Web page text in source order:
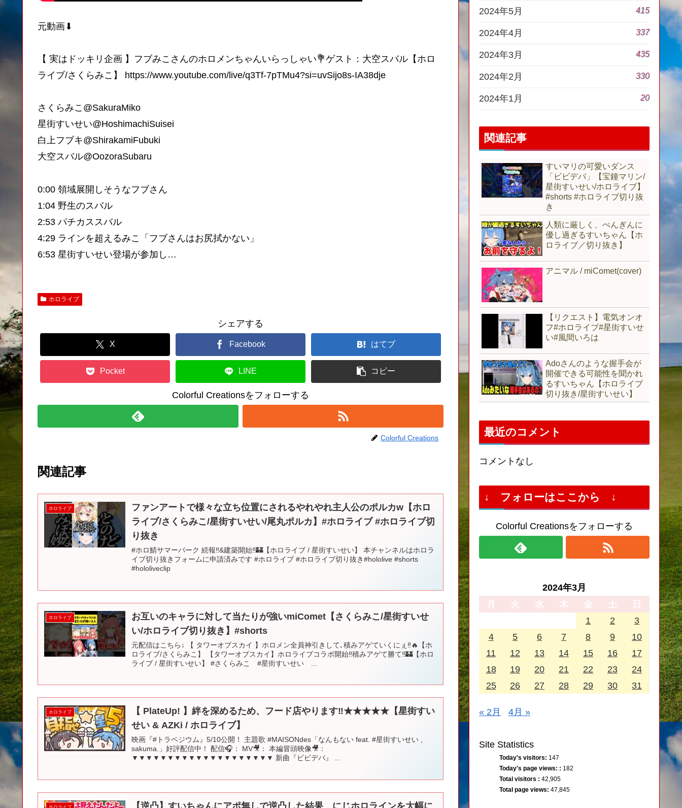
元動画⬇︎
【 実はドッキリ企画 】フブみこさんのホロメンちゃんいらっしゃい💐ゲスト：大空スバル【ホロ
ライブ/さくらみこ】 https://www.youtube.com/live/q3Tf-7pTMu4?si=uvSijo8s-IA38dje
さくらみこ@SakuraMiko
星街すいせい@HoshimachiSuisei
白上フブキ@ShirakamiFubuki
大空スバル@OozoraSubaru
0:00 領域展開しそうなフブさん
1:04 野生のスバル
2:53 パチカススバル
4:29 ラインを超えるみこ「フブさんはお尻拭かない」
6:53 星街すいせい登場が参加し…
ホロライブ
シェアする
X Facebook はてブ
Pocket LINE コピー
Colorful Creationsをフォローする
Colorful Creations
関連記事
ホロライブ
ファンアートで様々な立ち位置にされるやれやれ主人公のポルカw【ホロ
ライブ/さくらみこ/星街すいせい/尾丸ポルカ】#ホロライブ #ホロライブ切
り抜き
#ホロ鯖サマーパーク 続報‼&建築開始‼🏰【ホロライブ / 星街すいせい】 本チャンネルはホロラ
イブ切り抜きフォームに申請済みです #ホロライブ #ホロライブ切り抜き#hololive #shorts
#hololiveclip
ホロライブ
お互いのキャラに対して当たりが強いmiComet【さくらみこ/星街すいせ
い/ホロライブ切り抜き】#shorts
元配信はこちら↓ 【 タワーオブスカイ 】ホロメン全員神引きして､積みアゲていくにぇ‼🔥【ホ
ロライブ/さくらみこ】 【タワーオブスカイ】ホロライブコラボ開始‼積みアゲて勝て‼🏰【ホロ
ライブ / 星街すいせい】 #さくらみこ #星街すいせい ...
ホロライブ
【 PlateUp! 】絆を深めるため、フード店やります‼★★★★★【星街すい
せい & AZKi / ホロライブ】
映画『#トラペジウム』5/10公開！ 主題歌 #MAISONdes「なんもない feat. #星街すいせい ,
sakuma.」好評配信中！ 配信🎧： MV🎥： 本編冒頭映像🎥：
▼▼▼▼▼▼▼▼▼▼▼▼▼▼▼▼▼▼▼▼ 新曲『ビビデバ』 ...
ホロライブ 【逆凸】すいちゃんにアポ無しで逆凸した結果、にじホロラインを大幅に
2024年5月 415
2024年4月 337
2024年3月 435
2024年2月 330
2024年1月 20
関連記事
すいマリの可愛いダンス
「ビビデバ」【宝鐘マリン/
星街すいせい/ホロライブ】
#shorts #ホロライブ切り抜
き
人類に厳しく、ぺんぎんに
優し過ぎるすいちゃん【ホ
ロライブ／切り抜き】
アニマル / miComet(cover)
【リクエスト】電気オンオ
フ#ホロライブ#星街すいせ
い#風間いろは
Adoさんのような握手会が
開催できる可能性を聞かれ
るすいちゃん【ホロライブ
切り抜き/星街すいせい】
最近のコメント
コメントなし
↓ フォローはここから ↓
Colorful Creationsをフォローする
2024年3月
月
火 水 木 金 土
日
1
2
3
4
5 6 7 8 9
10
11
12 13 14 15 16
17
18
19 20 21 22 23
24
25
26 27 28 29 30 31
« 2月 4月 »
Site Statistics
Today's visitors: 147
Today's page views: : 182
Total visitors : 42,905
Total page views: 47,845